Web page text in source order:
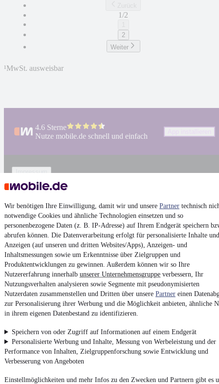
Wir benötigen Ihre Einwilligung, damit wir und unsere Partner technisch
notwendige Cookies und ähnliche Technologien einsetzen und so
personenbezogene Daten (z. B. IP-Adresse) auf Ihrem Endgerät speichern
abrufen können. Die Datenverarbeitung erfolgt für personalisierte Inhalte und
Anzeigen (auf unseren und dritten Websites/Apps), Anzeigen- und
Inhaltsmessungen sowie um Erkenntnisse über Zielgruppen und
Produktentwicklungen zu gewinnen. Außerdem können wir so Ihre
Nutzererfahrung innerhalb unserer Unternehmensgruppe verbessern, Ihr
Nutzungsverhalten analysieren sowie Segmente mit pseudonymisierten
Nutzerdaten zusammenstellen und Dritten über unsere Partner einen
zur Personalisierung ihrer Werbung und die Möglichkeit anbieten, ähnliche
in ihrem eigenen Datenbestand zu identifizieren.
Speichern von oder Zugriff auf Informationen auf einem Endgerät
Personalisierte Werbung und Inhalte, Messung von Werbeleistung und der
Performance von Inhalten, Zielgruppenforschung sowie Entwicklung und
Verbesserung von Angeboten
Einstellmöglichkeiten und mehr Infos zu den Zwecken und Partnern gibt es
1/2
2
Weiter
¹MwSt. ausweisbar
4.6 Sterne
Nutze mobile.de schnell und einfach
Impressum
AGB
Datenschutz
Datenschutzeinstellungen
Erklärung zur Barrierefreiheit
Report Security Vulnerability (English)
Powered by
Noch mehrneue Autosunterschiedlicher Marken, auch als